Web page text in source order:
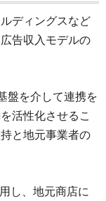
ディングスなど
告収入モデルの
盤を介して連携を
活性化させるこ
と地元事業者の
し、地元商店に